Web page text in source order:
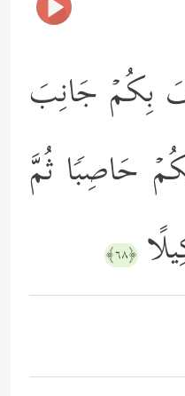
بِكُمۡ جَانِبَ
حَاصِبࣰا ثُمَّ
﴿٦٨﴾